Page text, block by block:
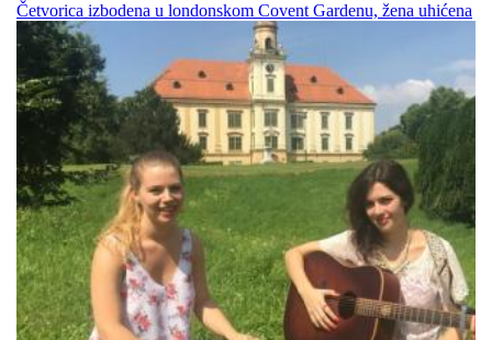
Četvorica izbodena u londonskom Covent Gardenu, žena uhićena